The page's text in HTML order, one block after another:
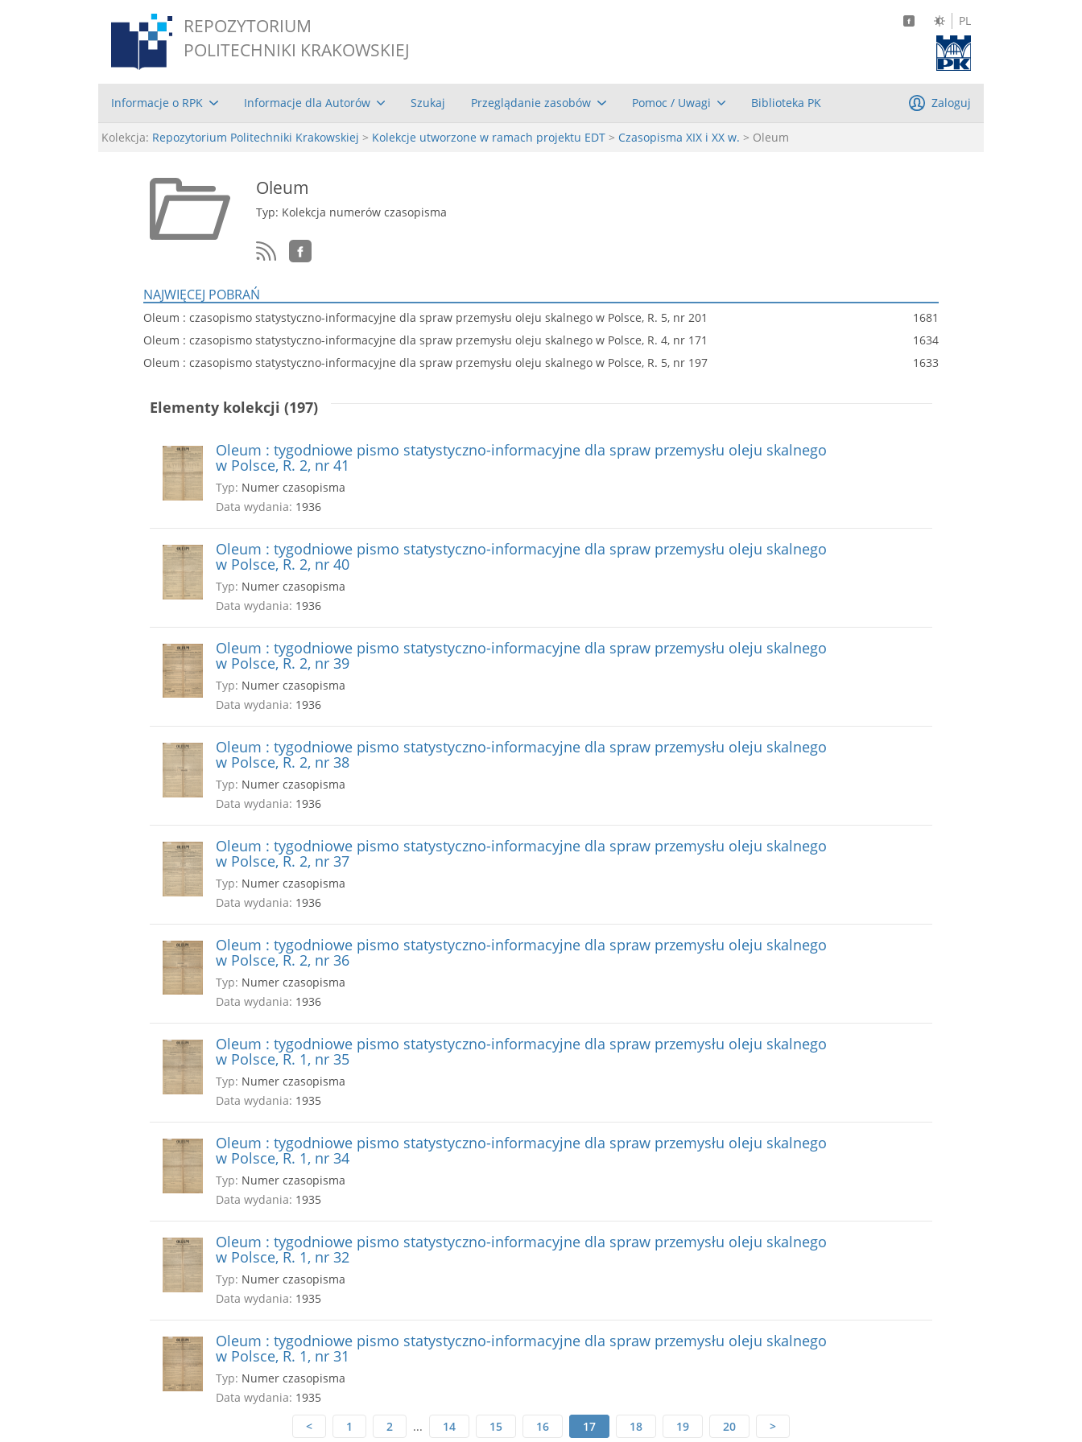
REPOZYTORIUM
POLITECHNIKI KRAKOWSKIEJ
PL
Informacje o RPK Informacje dla Autorów Szukaj Przeglądanie zasobów Pomoc / Uwagi Biblioteka PK Zaloguj
Kolekcja: Repozytorium Politechniki Krakowskiej > Kolekcje utworzone w ramach projektu EDT > Czasopisma XIX i XX w. > Oleum
Oleum
Typ: Kolekcja numerów czasopisma
NAJWIĘCEJ POBRAŃ
Oleum : czasopismo statystyczno-informacyjne dla spraw przemysłu oleju skalnego w Polsce, R. 5, nr 201
1681
Oleum : czasopismo statystyczno-informacyjne dla spraw przemysłu oleju skalnego w Polsce, R. 4, nr 171
1634
Oleum : czasopismo statystyczno-informacyjne dla spraw przemysłu oleju skalnego w Polsce, R. 5, nr 197
1633
Elementy kolekcji (197)
Oleum : tygodniowe pismo statystyczno-informacyjne dla spraw przemysłu oleju skalnego
w Polsce, R. 2, nr 41
Typ: Numer czasopisma
Data wydania: 1936
Oleum : tygodniowe pismo statystyczno-informacyjne dla spraw przemysłu oleju skalnego
w Polsce, R. 2, nr 40
Typ: Numer czasopisma
Data wydania: 1936
Oleum : tygodniowe pismo statystyczno-informacyjne dla spraw przemysłu oleju skalnego
w Polsce, R. 2, nr 39
Typ: Numer czasopisma
Data wydania: 1936
Oleum : tygodniowe pismo statystyczno-informacyjne dla spraw przemysłu oleju skalnego
w Polsce, R. 2, nr 38
Typ: Numer czasopisma
Data wydania: 1936
Oleum : tygodniowe pismo statystyczno-informacyjne dla spraw przemysłu oleju skalnego
w Polsce, R. 2, nr 37
Typ: Numer czasopisma
Data wydania: 1936
Oleum : tygodniowe pismo statystyczno-informacyjne dla spraw przemysłu oleju skalnego
w Polsce, R. 2, nr 36
Typ: Numer czasopisma
Data wydania: 1936
Oleum : tygodniowe pismo statystyczno-informacyjne dla spraw przemysłu oleju skalnego
w Polsce, R. 1, nr 35
Typ: Numer czasopisma
Data wydania: 1935
Oleum : tygodniowe pismo statystyczno-informacyjne dla spraw przemysłu oleju skalnego
w Polsce, R. 1, nr 34
Typ: Numer czasopisma
Data wydania: 1935
Oleum : tygodniowe pismo statystyczno-informacyjne dla spraw przemysłu oleju skalnego
w Polsce, R. 1, nr 32
Typ: Numer czasopisma
Data wydania: 1935
Oleum : tygodniowe pismo statystyczno-informacyjne dla spraw przemysłu oleju skalnego
w Polsce, R. 1, nr 31
Typ: Numer czasopisma
Data wydania: 1935
<
1 2 ... 14 15 16 17 18 19 20 >